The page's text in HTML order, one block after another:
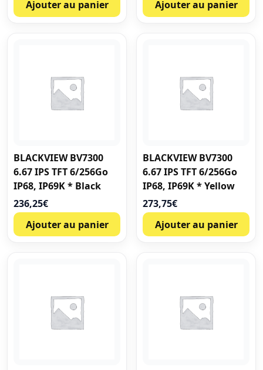
Ajouter au panier Ajouter au panier
BLACKVIEW BV7300
6.67 IPS TFT 6/256Go
IP68, IP69K * Black
236,25€
Ajouter au panier
BLACKVIEW BV7300
6.67 IPS TFT 6/256Go
IP68, IP69K * Yellow
273,75€
Ajouter au panier